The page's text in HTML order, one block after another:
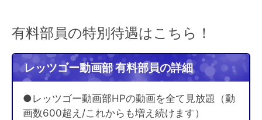
有料部員の特別待遇はこちら！
レッツゴー動画部 有料部員の詳細
●レッツゴー動画部HPの動画を全て見放題（動
画数600超え/これからも増え続けます）